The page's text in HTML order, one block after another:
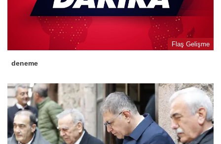
Flaş Gelişme
deneme